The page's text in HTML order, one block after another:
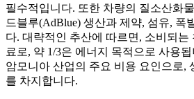
필수적입니다. 또한 차량의 질소산화
드블루(AdBlue) 생산과 제약, 섬유, 폭
다. 대략적인 추산에 따르면, 소비되는
료로, 약 1/3은 에너지 목적으로 사용
암모니아 산업의 주요 비용 요인으로,
를 차지합니다.